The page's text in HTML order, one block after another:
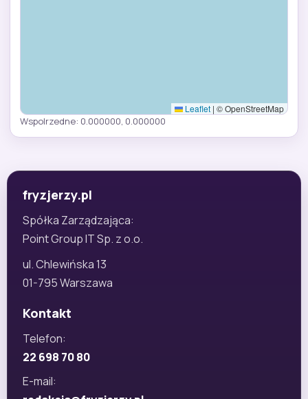
Leaflet | © OpenStreetMap
Wspolrzedne: 0.000000, 0.000000
fryzjerzy.pl
Spółka Zarządzająca:
Point Group IT Sp. z o.o.
ul. Chlewińska 13
01-795 Warszawa
Kontakt
Telefon:
22 698 70 80
E-mail: